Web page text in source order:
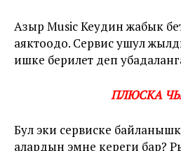
Азыр Music Keyдин жабык
аяктоодо. Сервис ушул
ишке берилет деп
ПЛЮСКА
Бул эки сервиске
алардын эмне кереги бар?